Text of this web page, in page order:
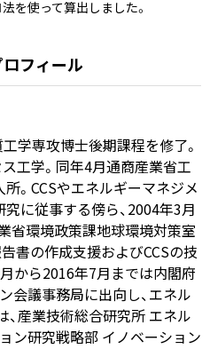
を使って算出しました。
フィール
学専攻博士後期課程を修了。
工学。同年4月通商産業省工
。CCSやエネルギーマネジメ
に従事する傍ら、2004年3月
省環境政策課地球環境対策室
書の作成支援およびCCSの技
から2016年7月までは内閣府
会議事務局に出向し、エネル
、産業技術総合研究所 エネル
ン研究戦略部 イノベーション